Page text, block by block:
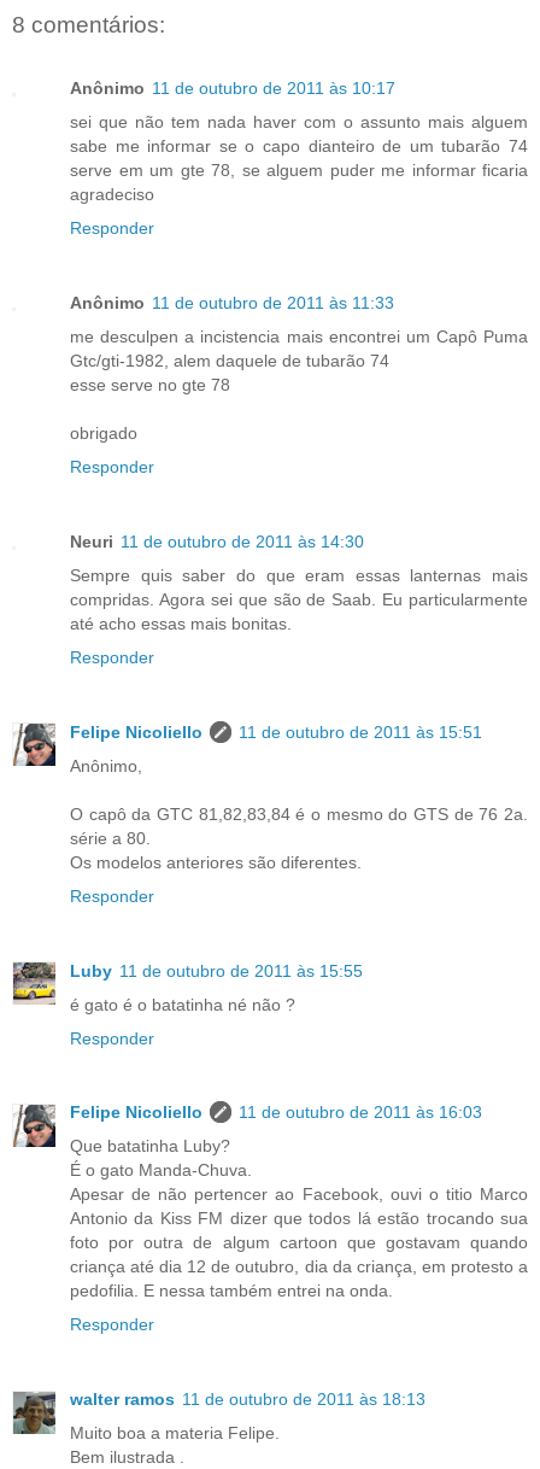
8 comentários:
Anônimo 11 de outubro de 2011 às 10:17
sei que não tem nada haver com o assunto mais alguem
sabe me informar se o capo dianteiro de um tubarão 74
serve em um gte 78, se alguem puder me informar ficaria
agradeciso
Responder
Anônimo 11 de outubro de 2011 às 11:33
me desculpen a incistencia mais encontrei um Capô Puma
Gtc/gti-1982, alem daquele de tubarão 74
esse serve no gte 78
obrigado
Responder
Neuri 11 de outubro de 2011 às 14:30
Sempre quis saber do que eram essas lanternas mais
compridas. Agora sei que são de Saab. Eu particularmente
até acho essas mais bonitas.
Responder
Felipe Nicoliello
11 de outubro de 2011 às 15:51
Anônimo,
O capô da GTC 81,82,83,84 é o mesmo do GTS de 76 2a.
série a 80.
Os modelos anteriores são diferentes.
Responder
Luby 11 de outubro de 2011 às 15:55
é gato é o batatinha né não ?
Responder
Felipe Nicoliello
11 de outubro de 2011 às 16:03
Que batatinha Luby?
É o gato Manda-Chuva.
Apesar de não pertencer ao Facebook, ouvi o titio Marco
Antonio da Kiss FM dizer que todos lá estão trocando sua
foto por outra de algum cartoon que gostavam quando
criança até dia 12 de outubro, dia da criança, em protesto a
pedofilia. E nessa também entrei na onda.
Responder
walter ramos 11 de outubro de 2011 às 18:13
Muito boa a materia Felipe.
Bem ilustrada .